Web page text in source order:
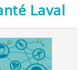
Laval